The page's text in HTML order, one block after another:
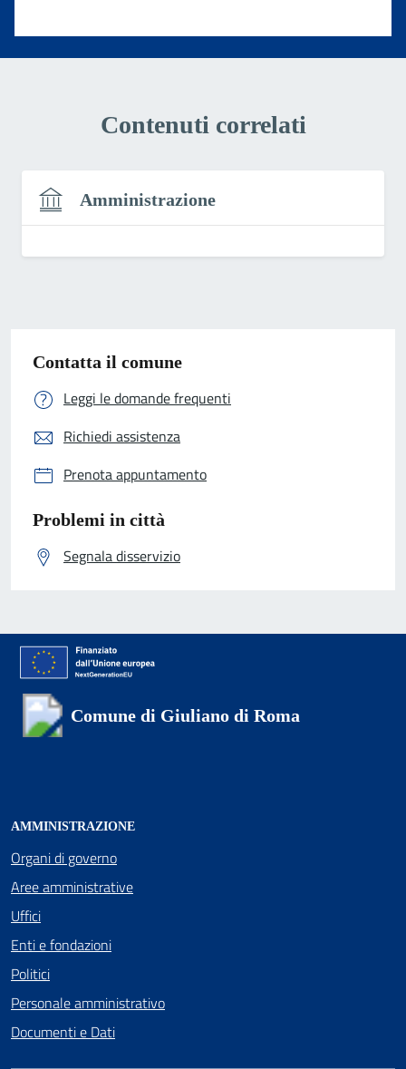
Contenuti correlati
Amministrazione
Contatta il comune
Leggi le domande frequenti
Richiedi assistenza
Prenota appuntamento
Problemi in città
Segnala disservizio
Comune di Giuliano di Roma
AMMINISTRAZIONE
Organi di governo
Aree amministrative
Uffici
Enti e fondazioni
Politici
Personale amministrativo
Documenti e Dati